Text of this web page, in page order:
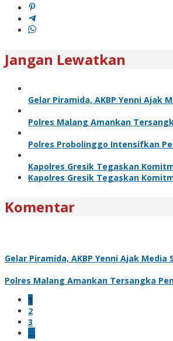
Jangan Lewatkan
Gelar Piramida, AKBP Yenni Ajak
Polres Malang Amankan
Polres Probolinggo Intensifkan
Kapolres Gresik Tegaskan
Kapolres Gresik Tegaskan
Komentar
Gelar Piramida, AKBP Yenni Ajak
Polres Malang Amankan Tersangka
1
2
3
…